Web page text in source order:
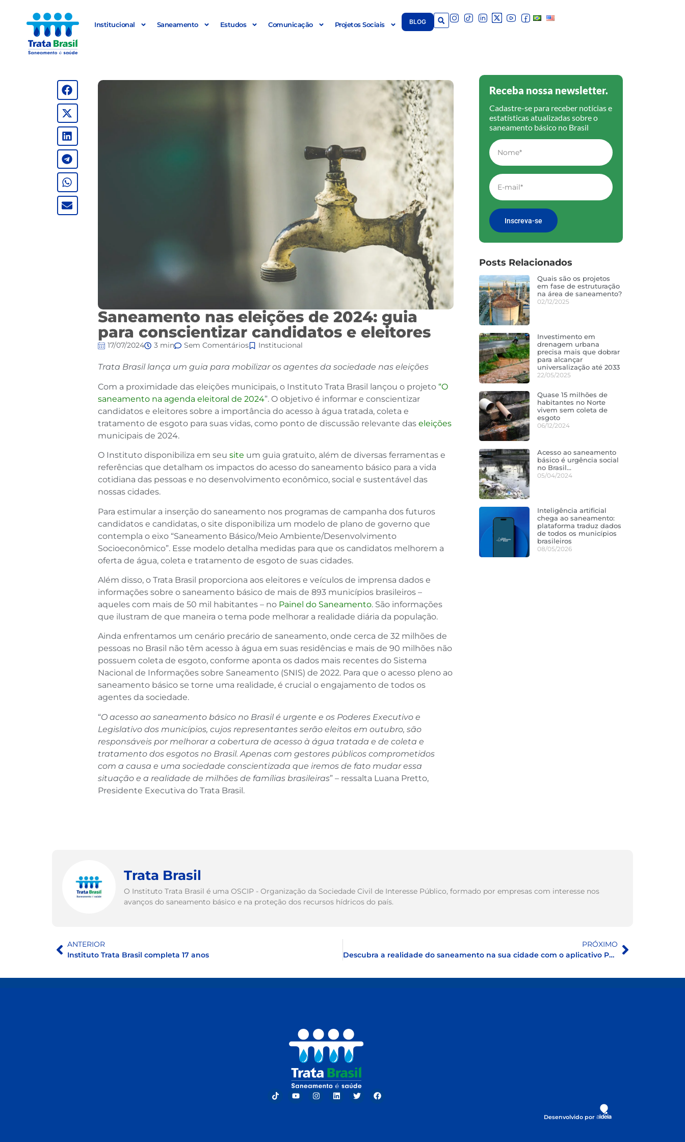
Institucional Saneamento Estudos Comunicação Projetos Sociais BLOG
Saneamento nas eleições de 2024: guia
para conscientizar candidatos e eleitores
17/07/2024 3 min Sem Comentários Institucional
Trata Brasil lança um guia para mobilizar os agentes da sociedade nas eleições
Com a proximidade das eleições municipais, o Instituto Trata Brasil lançou o projeto “O
saneamento na agenda eleitoral de 2024”. O objetivo é informar e conscientizar
candidatos e eleitores sobre a importância do acesso à água tratada, coleta e
tratamento de esgoto para suas vidas, como ponto de discussão relevante das eleições
municipais de 2024.
O Instituto disponibiliza em seu site um guia gratuito, além de diversas ferramentas e
referências que detalham os impactos do acesso do saneamento básico para a vida
cotidiana das pessoas e no desenvolvimento econômico, social e sustentável das
nossas cidades.
Para estimular a inserção do saneamento nos programas de campanha dos futuros
candidatos e candidatas, o site disponibiliza um modelo de plano de governo que
contempla o eixo “Saneamento Básico/Meio Ambiente/Desenvolvimento
Socioeconômico”. Esse modelo detalha medidas para que os candidatos melhorem a
oferta de água, coleta e tratamento de esgoto de suas cidades.
Além disso, o Trata Brasil proporciona aos eleitores e veículos de imprensa dados e
informações sobre o saneamento básico de mais de 893 municípios brasileiros –
aqueles com mais de 50 mil habitantes – noPainel do Saneamento. São informações
que ilustram de que maneira o tema pode melhorar a realidade diária da população.
Ainda enfrentamos um cenário precário de saneamento, onde cerca de 32 milhões de
pessoas no Brasil não têm acesso à água em suas residências e mais de 90 milhões não
possuem coleta de esgoto, conforme aponta os dados mais recentes do Sistema
Nacional de Informações sobre Saneamento (SNIS) de 2022. Para que o acesso pleno ao
saneamento básico se torne uma realidade, é crucial o engajamento de todos os
agentes da sociedade.
“O acesso ao saneamento básico no Brasil é urgente e os Poderes Executivo e
Legislativo dos municípios, cujos representantes serão eleitos em outubro, são
responsáveis por melhorar a cobertura de acesso à água tratada e de coleta e
tratamento dos esgotos no Brasil. Apenas com gestores públicos comprometidos
com a causa e uma sociedade conscientizada que iremos de fato mudar essa
situação e a realidade de milhões de famílias brasileiras” – ressalta Luana Pretto,
Presidente Executiva do Trata Brasil.
Receba nossa newsletter.
Cadastre-se para receber notícias e
estatísticas atualizadas sobre o
saneamento básico no Brasil
Inscreva-se
Posts Relacionados
Quais são os projetos
em fase de estruturação
na área de saneamento?
02/12/2025
Investimento em
drenagem urbana
precisa mais que dobrar
para alcançar
universalização até 2033
22/05/2025
Quase 15 milhões de
habitantes no Norte
vivem sem coleta de
esgoto
06/12/2024
Acesso ao saneamento
básico é urgência social
no Brasil…
05/04/2024
Inteligência artificial
chega ao saneamento:
plataforma traduz dados
de todos os municípios
brasileiros
08/05/2026
Trata Brasil
O Instituto Trata Brasil é uma OSCIP - Organização da Sociedade Civil de Interesse Público, formado por empresas com interesse nos
avanços do saneamento básico e na proteção dos recursos hídricos do país.
ANTERIOR
Instituto Trata Brasil completa 17 anos
PRÓXIMO
Descubra a realidade do saneamento na sua cidade com o aplicativo Painel Saneamento Brasil
Desenvolvido por